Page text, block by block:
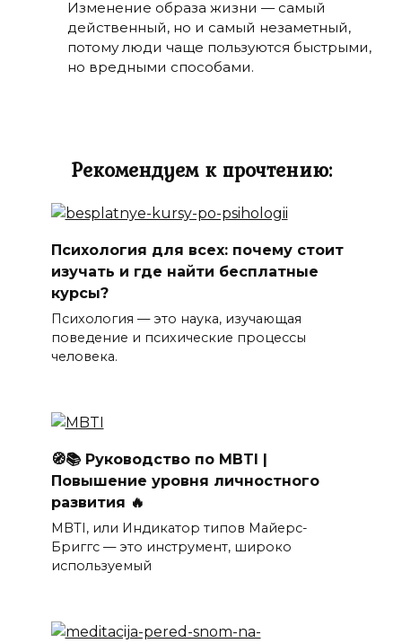
Изменение образа жизни — самый
действенный, но и самый незаметный,
потому люди чаще пользуются быстрыми,
но вредными способами.
Рекомендуем к прочтению:
Психология для всех: почему стоит
изучать и где найти бесплатные
курсы?
Психология — это наука, изучающая
поведение и психические процессы
человека.
🧭📚 Руководство по MBTI |
Повышение уровня личностного
развития 🔥
MBTI, или Индикатор типов Майерс-
Бриггс — это инструмент, широко
используемый